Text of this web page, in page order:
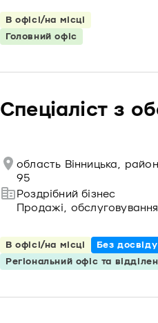
В офісі/на місці
Головний офіс
Спеціаліст з
область Вінницька,
95
Роздрібний бізнес
Продажі, обслуговування
В офісі/на місці
Без досвіду
Регіональний офіс та